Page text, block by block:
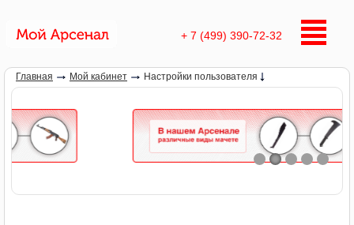
+ 7 (499) 390-72-32
Главная Мой кабинет Настройки пользователя